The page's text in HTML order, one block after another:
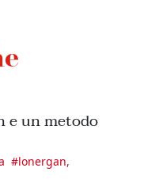
e un metodo
#lonergan,